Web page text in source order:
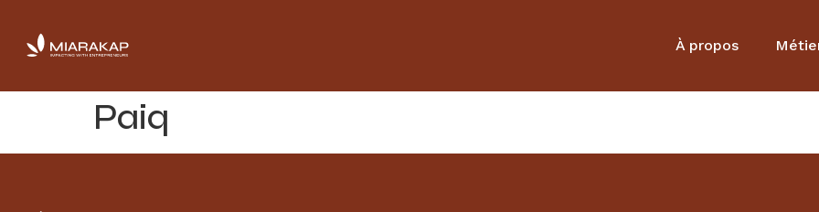
À propos
Paiq